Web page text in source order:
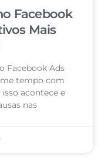
Facebook
Mais
Facebook Ads
tempo com
acontece e
nas